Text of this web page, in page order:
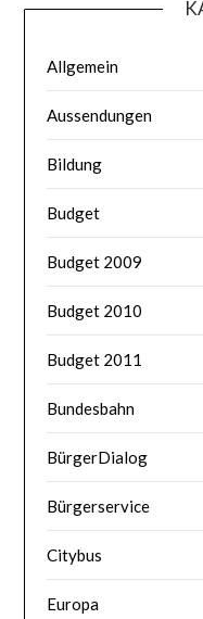
Allgemein
Aussendungen
Bildung
Budget
Budget 2009
Budget 2010
Budget 2011
Bundesbahn
BürgerDialog
Bürgerservice
Citybus
Europa